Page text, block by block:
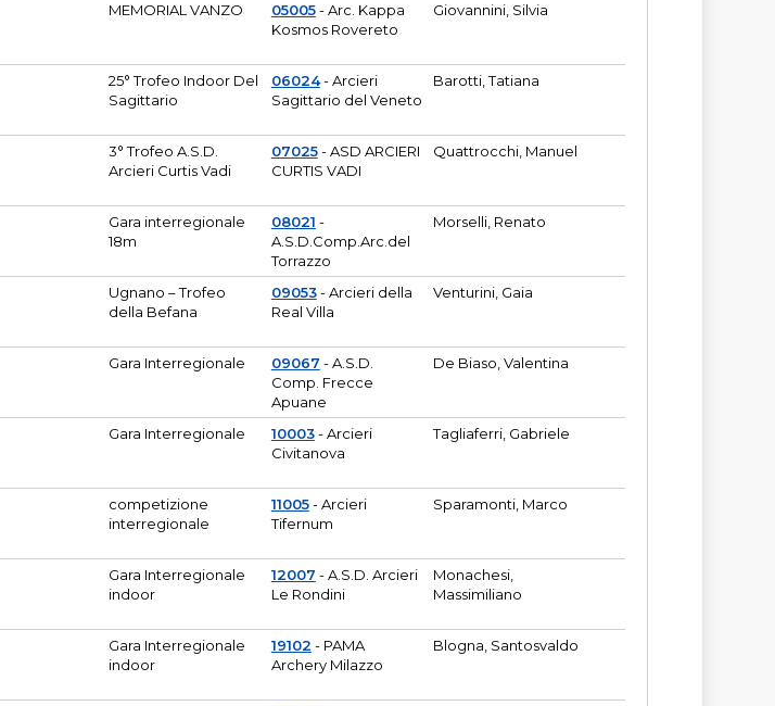
MEMORIAL VANZO 05005- Arc. Kappa
Kosmos Rovereto
Giovannini, Silvia
25° Trofeo Indoor Del
Sagittario
06024- Arcieri
Sagittario del Veneto
Barotti, Tatiana
3° Trofeo A.S.D.
Arcieri Curtis Vadi
07025- ASD ARCIERI
CURTIS VADI
Quattrocchi, Manuel
Gara interregionale
18m
08021 -
A.S.D.Comp.Arc.del
Torrazzo
Morselli, Renato
Ugnano – Trofeo
della Befana
09053- Arcieri della
Real Villa
Venturini, Gaia
Gara Interregionale 09067 - A.S.D.
Comp. Frecce
Apuane
De Biaso, Valentina
Gara Interregionale 10003- Arcieri
Civitanova
Tagliaferri, Gabriele
competizione
interregionale
11005- Arcieri
Tifernum
Sparamonti, Marco
Gara Interregionale
indoor
12007 - A.S.D. Arcieri
Le Rondini
Monachesi,
Massimiliano
Gara Interregionale
indoor
19102 - PAMA
Archery Milazzo
Blogna, Santosvaldo